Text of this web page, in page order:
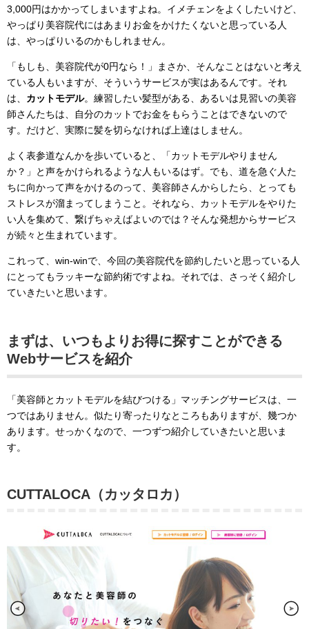
3,000円はかかってしまいますよね。イメチェンをよくしたいけど、
やっぱり美容院代にはあまりお金をかけたくないと思っている人
は、やっぱりいるのかもしれません。
「もしも、美容院代が0円なら！」まさか、そんなことはないと考え
ている人もいますが、そういうサービスが実はあるんです。それ
は、 カットモデル。練習したい髪型がある、あるいは見習いの美容
師さんたちは、自分のカットでお金をもらうことはできないので
す。だけど、実際に髪を切らなければ上達はしません。
よく表参道なんかを歩いていると、「カットモデルやりません
か？」と声をかけられるような人もいるはず。でも、道を急ぐ人た
ちに向かって声をかけるのって、美容師さんからしたら、とっても
ストレスが溜まってしまうこと。それなら、カットモデルをやりた
い人を集めて、繋げちゃえばよいのでは？そんな発想からサービス
が続々と生まれています。
これって、win-winで、今回の美容院代を節約したいと思っている人
にとってもラッキーな節約術ですよね。それでは、さっそく紹介し
ていきたいと思います。
まずは、いつもよりお得に探すことができる
Webサービスを紹介
「美容師とカットモデルを結びつける」マッチングサービスは、一
つではありません。似たり寄ったりなところもありますが、幾つか
あります。せっかくなので、一つずつ紹介していきたいと思いま
す。
CUTTALOCA（カッタロカ）